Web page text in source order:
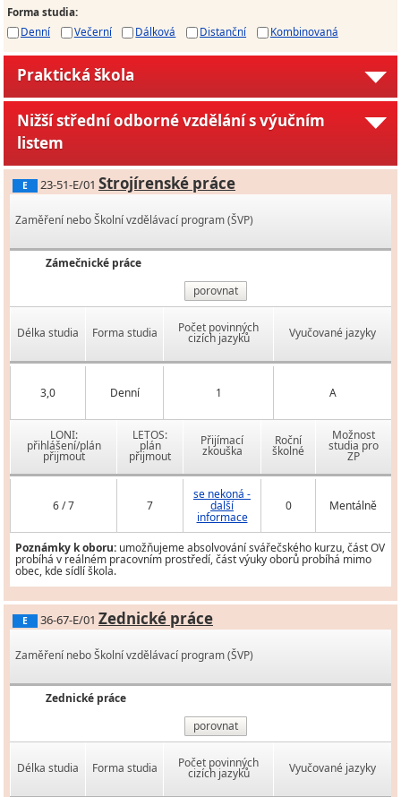
Forma studia:
Denní
Večerní Dálková Distanční Kombinovaná
Praktická škola
Nižší střední odborné vzdělání s výučním
listem
E 23-51-E/01 Strojírenské práce
Zaměření nebo Školní vzdělávací program (ŠVP)
Zámečnické práce
porovnat
Délka studia Forma studia Počet povinných
cizích jazyků Vyučované jazyky
3,0 Denní 1 A
LONI:
přihlášení/plán
přijmout
LETOS:
plán
přijmout
Přijímací
zkouška
Roční
školné
Možnost
studia pro
ZP
6 / 7 7
se nekoná -
další
informace
0 Mentálně
Poznámky k oboru: umožňujeme absolvování svářečského kurzu, část OV
probíhá v reálném pracovním prostředí, část výuky oborů probíhá mimo
obec, kde sídlí škola.
E 36-67-E/01 Zednické práce
Zaměření nebo Školní vzdělávací program (ŠVP)
Zednické práce
porovnat
Délka studia Forma studia Počet povinných
cizích jazyků Vyučované jazyky